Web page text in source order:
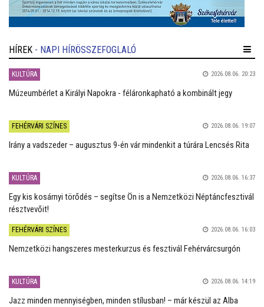
HÍREK - NAPI HÍRÖSSZEFOGLALÓ
KULTÚRA 2026.08.06. 20:23
Múzeumbérlet a Királyi Napokra - féláronkapható a kombinált jegy
FEHÉRVÁRI SZÍNES 2026.08.06. 19:07
Irány a vadszeder – augusztus 9-én vár mindenkit a túrára Lencsés Rita
KULTÚRA 2026.08.06. 16:37
Egy kis kosárnyi törődés – segítse Ön is a Nemzetközi Néptáncfesztivál
résztvevőit!
FEHÉRVÁRI SZÍNES 2026.08.06. 16:03
Nemzetközi hangszeres mesterkurzus és fesztivál Fehérvárcsurgón
KULTÚRA 2026.08.06. 14:19
Jazz minden mennyiségben, minden stílusban! – már készül az Alba